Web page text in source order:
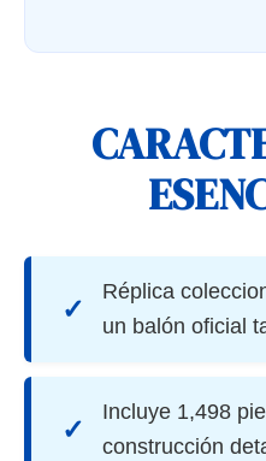
✓
Réplica
un balón oficial
✓
Incluye 1,498
construcción